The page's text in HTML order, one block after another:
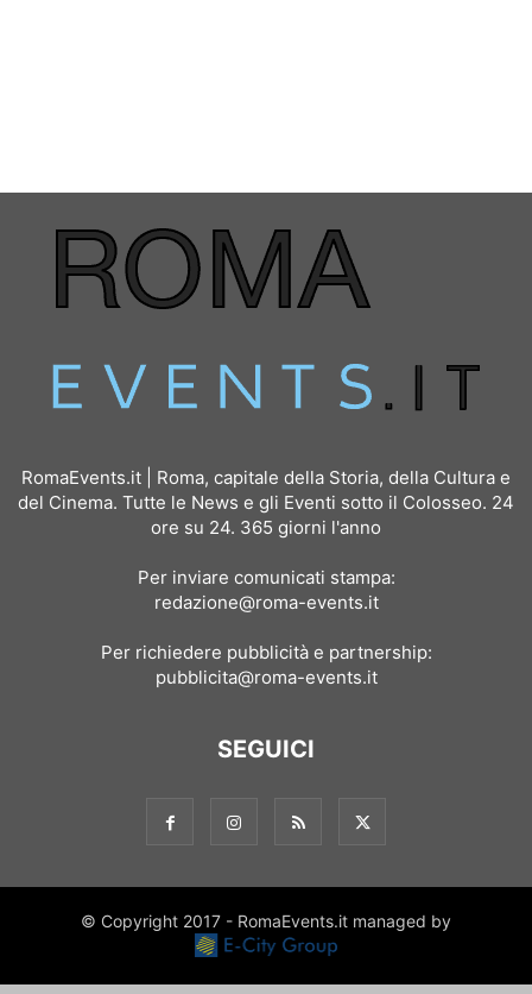
RomaEvents.it | Roma, capitale della Storia, della Cultura e
del Cinema. Tutte le News e gli Eventi sotto il Colosseo. 24
ore su 24. 365 giorni l'anno
Per inviare comunicati stampa:
redazione@roma-events.it
Per richiedere pubblicità e partnership:
pubblicita@roma-events.it
SEGUICI
© Copyright 2017 - RomaEvents.it managed by